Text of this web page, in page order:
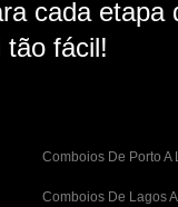
cada etapa
tão fácil!
Comboios De Porto A
Comboios De Lagos